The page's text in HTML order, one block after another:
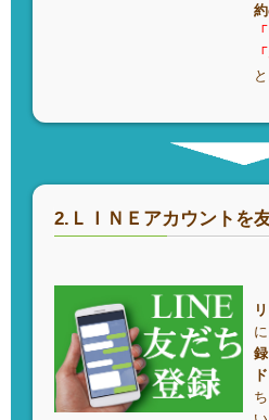
2.ＬＩＮＥアカウントを
ド